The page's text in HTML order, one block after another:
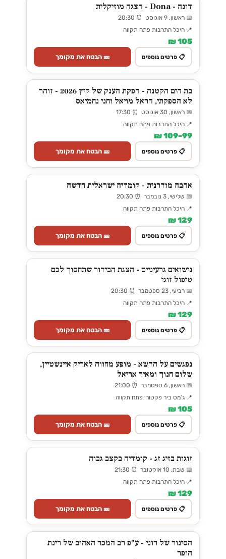
דונה - Dona - הצגה מוזיקלית
📅 ראשון, 9 אוגוסט ⏰ 20:30
📍 היכל התרבות פתח תקווה
105 ₪
📋 פרטים נוספים 🎫 הבטח את מקומך
בת הים הקטנה - הפקת הענק של קיץ 2026 - זוהר
לא הספקתי, הראל מויאל וחני נחמיאס
📅 ראשון, 30 אוגוסט ⏰ 17:30
📍 היכל התרבות פתח תקווה
99–109 ₪
📋 פרטים נוספים 🎫 הבטח את מקומך
אהבה מודרנית - קומדיה ישראלית חדשה
📅 שלישי, 3 נובמבר ⏰ 20:30
📍 היכל התרבות פתח תקווה
129 ₪
📋 פרטים נוספים 🎫 הבטח את מקומך
נישואים גרעיניים - הצגת הבידור שתחסוך לכם
טיפול זוגי
📅 רביעי, 23 ספטמבר ⏰ 20:30
📍 היכל התרבות פתח תקווה
129 ₪
📋 פרטים נוספים 🎫 הבטח את מקומך
נפגשים על הדשא - מופע מחווה לאריק איינשטיין,
שלום חנוך ומאיר אריאל
📅 ראשון, 6 ספטמבר ⏰ 21:00
📍 ג'מס ביר פקטורי פתח תקווה
105 ₪
📋 פרטים נוספים 🎫 הבטח את מקומך
זוגות בזיג זג - קומדיה בקצב גבוה
📅 שבת, 10 אוקטובר ⏰ 21:30
📍 היכל התרבות פתח תקווה
129 ₪
📋 פרטים נוספים 🎫 הבטח את מקומך
הסינור של רוני - ע"פ רב המכר האהוב של רינת
הופר